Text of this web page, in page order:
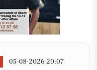
05-08-2026 20:07